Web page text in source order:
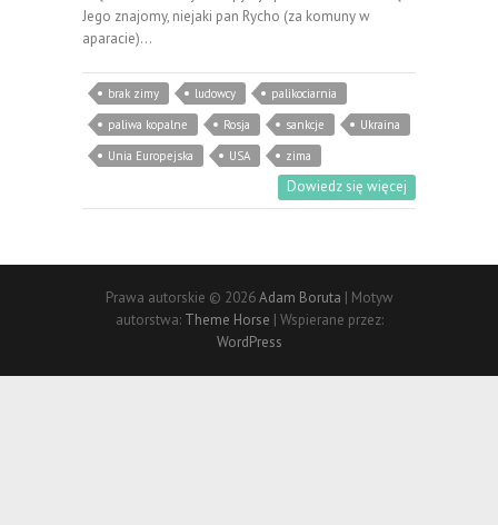
Jego znajomy, niejaki pan Rycho (za komuny w
aparacie)…
brak zimy ludowcy
palikociarnia
paliwa kopalne
Rosja sankcje
Ukraina
Unia Europejska
USA zima
Dowiedz się więcej
Prawa autorskie © 2026Adam Boruta | Motyw
autorstwa: Theme Horse | Wspierane przez:
WordPress